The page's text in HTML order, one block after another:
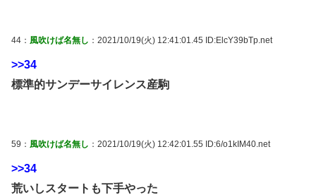
44： 風吹けば名無し ：2021/10/19(火) 12:41:01.45 ID:ElcY39bTp.net
>>34
標準的サンデーサイレンス産駒
59： 風吹けば名無し ：2021/10/19(火) 12:42:01.55 ID:6/o1kIM40.net
>>34
荒いしスタートも下手やった